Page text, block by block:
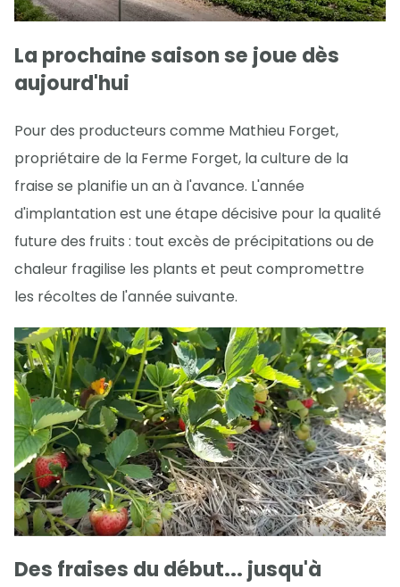
La prochaine saison se joue dès
aujourd'hui
Pour des producteurs comme Mathieu Forget,
propriétaire de la Ferme Forget, la culture de la
fraise se planifie un an à l'avance. L'année
d'implantation est une étape décisive pour la qualité
future des fruits : tout excès de précipitations ou de
chaleur fragilise les plants et peut compromettre
les récoltes de l'année suivante.
Des fraises du début... jusqu'à